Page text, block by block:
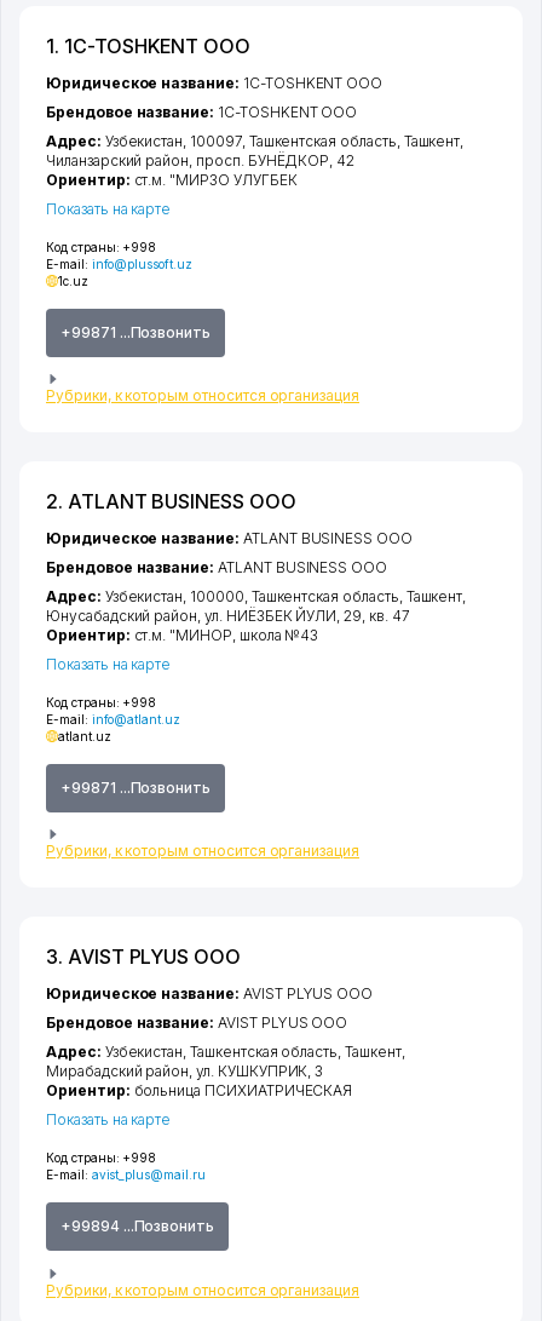
1. 1C-TOSHKENT ООО
Код страны: +998
E-mail: info@plussoft.uz
1c.uz
+99871 ...Позвонить
Рубрики, к которым относится организация
Юридическое название: 1C-TOSHKENT ООО
Брендовое название: 1C-TOSHKENT ООО
Адрес: Узбекистан, 100097, Ташкентская область, Ташкент,
Чиланзарский район, просп. БУНЁДКОР, 42
Ориентир: ст.м. "МИРЗО УЛУГБЕК
Показать на карте
2. ATLANT BUSINESS ООО
Код страны: +998
E-mail: info@atlant.uz
atlant.uz
+99871 ...Позвонить
Рубрики, к которым относится организация
Юридическое название: ATLANT BUSINESS ООО
Брендовое название: ATLANT BUSINESS ООО
Адрес: Узбекистан, 100000, Ташкентская область, Ташкент,
Юнусабадский район,ул. НИЁЗБЕК ЙУЛИ, 29, кв. 47
Ориентир: ст.м. "МИНОР, школа №43
Показать на карте
3. AVIST PLYUS ООО
Код страны: +998
E-mail: avist_plus@mail.ru
+99894 ...Позвонить
Рубрики, к которым относится организация
Юридическое название: AVIST PLYUS ООО
Брендовое название: AVIST PLYUS ООО
Адрес: Узбекистан,Ташкентская область,Ташкент,
Мирабадский район,ул. КУШКУПРИК, 3
Ориентир: больница ПСИХИАТРИЧЕСКАЯ
Показать на карте